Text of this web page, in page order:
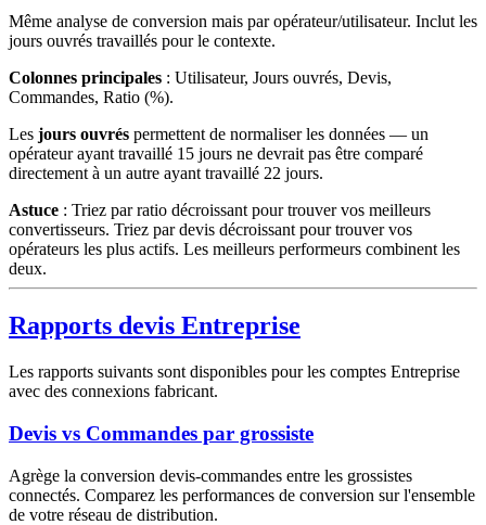
Même analyse de conversion mais par opérateur/utilisateur. Inclut les
jours ouvrés travaillés pour le contexte.
Colonnes principales : Utilisateur, Jours ouvrés, Devis,
Commandes, Ratio (%).
Les jours ouvrés permettent de normaliser les données — un
opérateur ayant travaillé 15 jours ne devrait pas être comparé
directement à un autre ayant travaillé 22 jours.
Astuce : Triez par ratio décroissant pour trouver vos meilleurs
convertisseurs. Triez par devis décroissant pour trouver vos
opérateurs les plus actifs. Les meilleurs performeurs combinent les
deux.
Rapports devis Entreprise
Les rapports suivants sont disponibles pour les comptes Entreprise
avec des connexions fabricant.
Devis vs Commandes par grossiste
Agrège la conversion devis-commandes entre les grossistes
connectés. Comparez les performances de conversion sur l'ensemble
de votre réseau de distribution.